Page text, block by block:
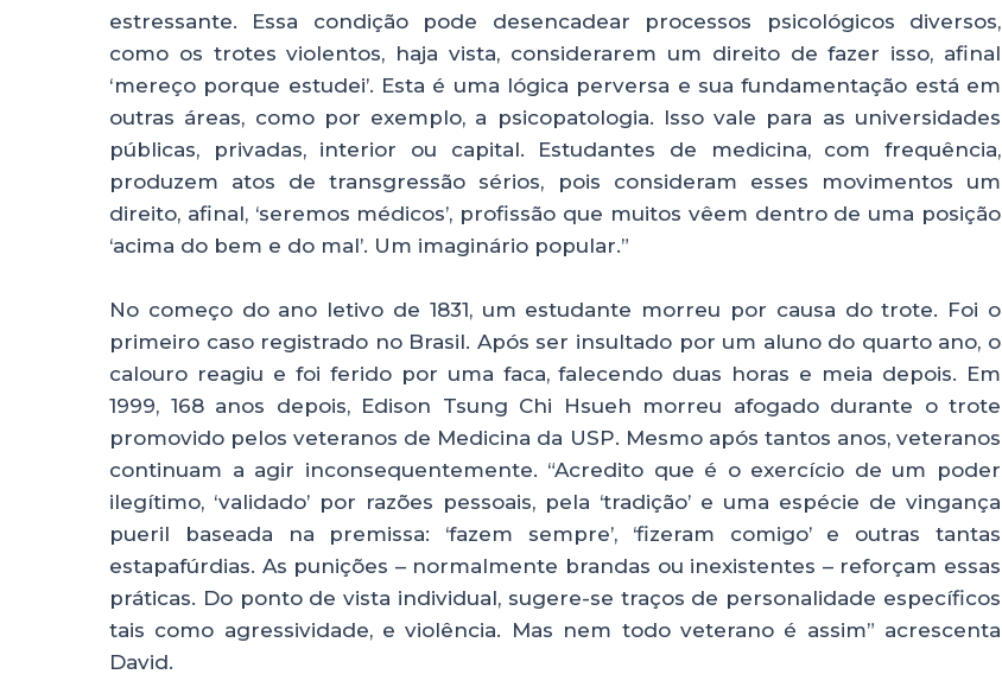
estressante. Essa condição pode desencadear processos psicológicos diversos,
como os trotes violentos, haja vista, considerarem um direito de fazer isso, afinal
‘mereço porque estudei’. Esta é uma lógica perversa e sua fundamentação está em
outras áreas, como por exemplo, a psicopatologia. Isso vale para as universidades
públicas, privadas, interior ou capital. Estudantes de medicina, com frequência,
produzem atos de transgressão sérios, pois consideram esses movimentos um
direito, afinal, ‘seremos médicos’, profissão que muitos vêem dentro de uma posição
‘acima do bem e do mal’. Um imaginário popular.”
No começo do ano letivo de 1831, um estudante morreu por causa do trote. Foi o
primeiro caso registrado no Brasil. Após ser insultado por um aluno do quarto ano, o
calouro reagiu e foi ferido por uma faca, falecendo duas horas e meia depois. Em
1999, 168 anos depois, Edison Tsung Chi Hsueh morreu afogado durante o trote
promovido pelos veteranos de Medicina da USP. Mesmo após tantos anos, veteranos
continuam a agir inconsequentemente. “Acredito que é o exercício de um poder
ilegítimo, ‘validado’ por razões pessoais, pela ‘tradição’ e uma espécie de vingança
pueril baseada na premissa: ‘fazem sempre’, ‘fizeram comigo’ e outras tantas
estapafúrdias. As punições – normalmente brandas ou inexistentes – reforçam essas
práticas. Do ponto de vista individual, sugere-se traços de personalidade específicos
tais como agressividade, e violência. Mas nem todo veterano é assim” acrescenta
David.